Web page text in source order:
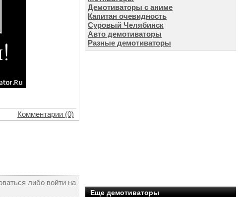
Комментарии (0)
либо войти на
Демотиваторы с аниме
Капитан очевидность
Суровый Челябинск
Авто демотиваторы
Разные демотиваторы
Еще демотиваторы